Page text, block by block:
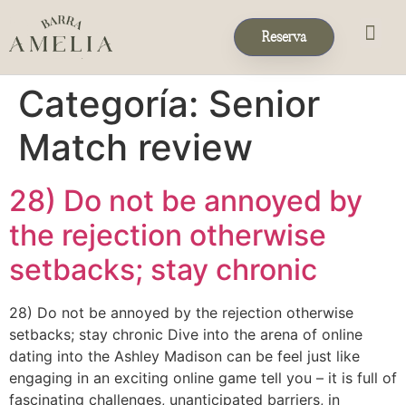
Reserva
Categoría: Senior
Match review
28) Do not be annoyed by
the rejection otherwise
setbacks; stay chronic
28) Do not be annoyed by the rejection otherwise
setbacks; stay chronic Dive into the arena of online
dating into the Ashley Madison can be feel just like
engaging in an exciting online game tell you – it is full of
fascinating challenges, unanticipated barriers, in